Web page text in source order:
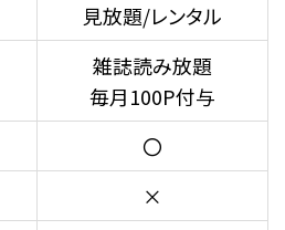
見放題/レンタル
雑誌読み放題
毎月100P付与
〇
×